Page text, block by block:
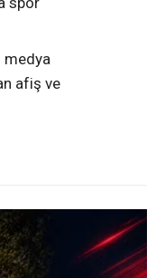
medya
afiş ve